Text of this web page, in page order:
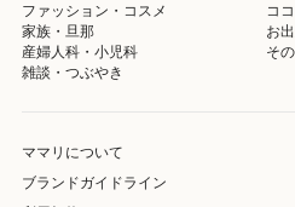
ファッション・コスメ
コ
家族・旦那
お
産婦人科・小児科
そ
雑談・つぶやき
ママリについて
ブランドガイドライン